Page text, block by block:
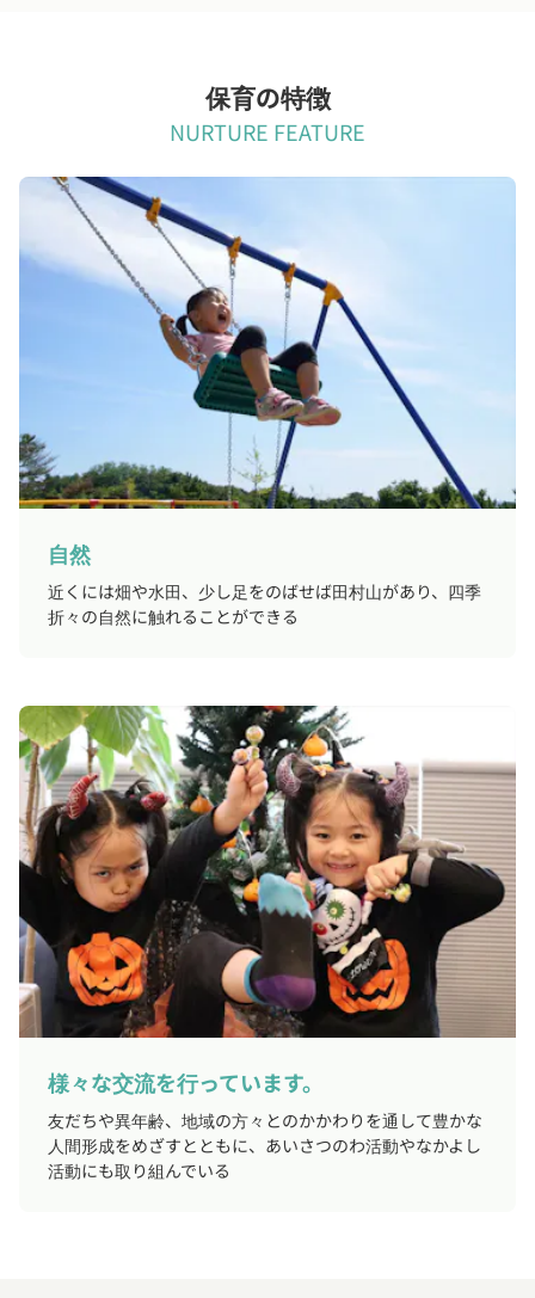
保育の特徴
NURTURE FEATURE
自然
近くには畑や水田、少し足をのばせば田村山があり、四季
折々の自然に触れることができる
様々な交流を行っています。
友だちや異年齢、地域の方々とのかかわりを通して豊かな
人間形成をめざすとともに、あいさつのわ活動やなかよし
活動にも取り組んでいる